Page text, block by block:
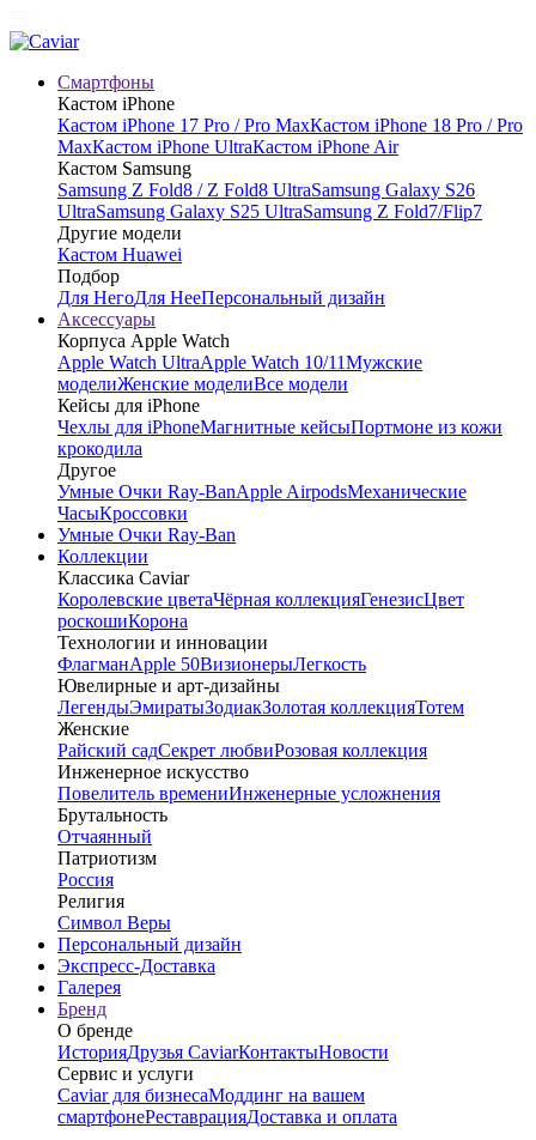
Смартфоны
Кастом iPhone
Кастом iPhone 17 Pro / Pro MaxКастом iPhone 18 Pro / Pro
MaxКастом iPhone UltraКастом iPhone Air
Кастом Samsung
Samsung Z Fold8 / Z Fold8 UltraSamsung Galaxy S26
UltraSamsung Galaxy S25 UltraSamsung Z Fold7/Flip7
Другие модели
Кастом Huawei
Подбор
Для НегоДля НееПерсональный дизайн
Аксессуары
Корпуса Apple Watch
Apple Watch UltraApple Watch 10/11Мужские
моделиЖенские моделиВсе модели
Кейсы для iPhone
Чехлы для iPhoneМагнитные кейсыПортмоне из кожи
крокодила
Другое
Умные Очки Ray-BanApple AirpodsМеханические
ЧасыКроссовки
Умные Очки Ray-Ban
Коллекции
Классика Caviar
Королевские цветаЧёрная коллекцияГенезисЦвет
роскошиКорона
Технологии и инновации
ФлагманApple 50ВизионерыЛегкость
Ювелирные и арт-дизайны
ЛегендыЭмиратыЗодиакЗолотая коллекцияТотем
Женские
Райский садСекрет любвиРозовая коллекция
Инженерное искусство
Повелитель времениИнженерные усложнения
Брутальность
Отчаянный
Патриотизм
Россия
Религия
Символ Веры
Персональный дизайн
Экспресс-Доставка
Галерея
Бренд
О бренде
ИсторияДрузья CaviarКонтактыНовости
Сервис и услуги
Caviar для бизнесаМоддинг на вашем
смартфонеРеставрацияДоставка и оплата